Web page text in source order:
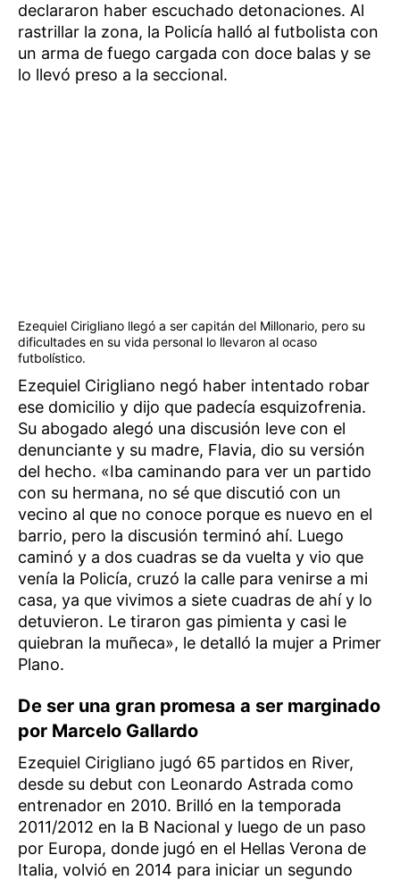
declararon haber escuchado detonaciones. Al
rastrillar la zona, la Policía halló al futbolista con
un arma de fuego cargada con doce balas y se
lo llevó preso a la seccional.
Ezequiel Cirigliano llegó a ser capitán del Millonario, pero su
dificultades en su vida personal lo llevaron al ocaso
futbolístico.
Ezequiel Cirigliano negó haber intentado robar
ese domicilio y dijo que padecía esquizofrenia.
Su abogado alegó una discusión leve con el
denunciante y su madre, Flavia, dio su versión
del hecho. «Iba caminando para ver un partido
con su hermana, no sé que discutió con un
vecino al que no conoce porque es nuevo en el
barrio, pero la discusión terminó ahí. Luego
caminó y a dos cuadras se da vuelta y vio que
venía la Policía, cruzó la calle para venirse a mi
casa, ya que vivimos a siete cuadras de ahí y lo
detuvieron. Le tiraron gas pimienta y casi le
quiebran la muñeca», le detalló la mujer a Primer
Plano.
De ser una gran promesa a ser marginado
por Marcelo Gallardo
Ezequiel Cirigliano jugó 65 partidos en River,
desde su debut con Leonardo Astrada como
entrenador en 2010. Brilló en la temporada
2011/2012 en la B Nacional y luego de un paso
por Europa, donde jugó en el Hellas Verona de
Italia, volvió en 2014 para iniciar un segundo